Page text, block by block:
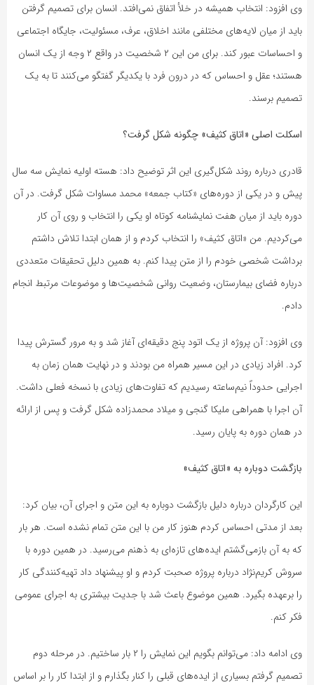
وی افزود: انتخاب همیشه در خلأ اتفاق نمی‌افتد. انسان برای تصمیم گرفتن
باید از میان لایه‌های مختلفی مانند اخلاق، عرف، مسئولیت، جایگاه اجتماعی
و احساسات عبور کند. برای من این ۲ شخصیت در واقع ۲ وجه از یک انسان
هستند؛ عقل و احساس که در درون فرد با یکدیگر گفتگو می‌کنند تا به یک
تصمیم برسند.
اسکلت اصلی «اتاق کثیف» چگونه شکل گرفت؟
قادری درباره روند شکل‌گیری این اثر توضیح داد: هسته اولیه نمایش سه سال
پیش و در یکی از دوره‌های «کتاب جمعه» محمد مساوات شکل گرفت. در آن
دوره باید از میان هفت نمایشنامه کوتاه او یکی را انتخاب و روی آن کار
می‌کردیم. من «اتاق کثیف» را انتخاب کردم و از همان ابتدا تلاش داشتم
برداشت شخصی خودم را از متن پیدا کنم. به همین دلیل تحقیقات متعددی
درباره فضای بیمارستان، وضعیت روانی شخصیت‌ها و موضوعات مرتبط انجام
دادم.
وی افزود: آن پروژه از یک اتود پنج دقیقه‌ای آغاز شد و به مرور گسترش پیدا
کرد. افراد زیادی در این مسیر همراه من بودند و در نهایت همان زمان به
اجرایی حدوداً نیم‌ساعته رسیدیم که تفاوت‌های زیادی با نسخه فعلی داشت.
آن اجرا با همراهی ملیکا گنجی و میلاد محمدزاده شکل گرفت و پس از ارائه
در همان دوره به پایان رسید.
بازگشت دوباره به «اتاق کثیف»
این کارگردان درباره دلیل بازگشت دوباره به این متن و اجرای آن، بیان کرد:
بعد از مدتی احساس کردم هنوز کار من با این متن تمام نشده است. هر بار
که به آن بازمی‌گشتم ایده‌های تازه‌ای به ذهنم می‌رسید. در همین دوره با
سروش کریم‌نژاد درباره پروژه صحبت کردم و او پیشنهاد داد تهیه‌کنندگی کار
را برعهده بگیرد. همین موضوع باعث شد با جدیت بیشتری به اجرای عمومی
فکر کنم.
وی ادامه داد: می‌توانم بگویم این نمایش را ۲ بار ساختیم. در مرحله دوم
تصمیم گرفتم بسیاری از ایده‌های قبلی را کنار بگذارم و از ابتدا کار را بر اساس